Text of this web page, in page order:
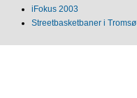
iFokus 2003
Streetbasketbaner i Tromsø